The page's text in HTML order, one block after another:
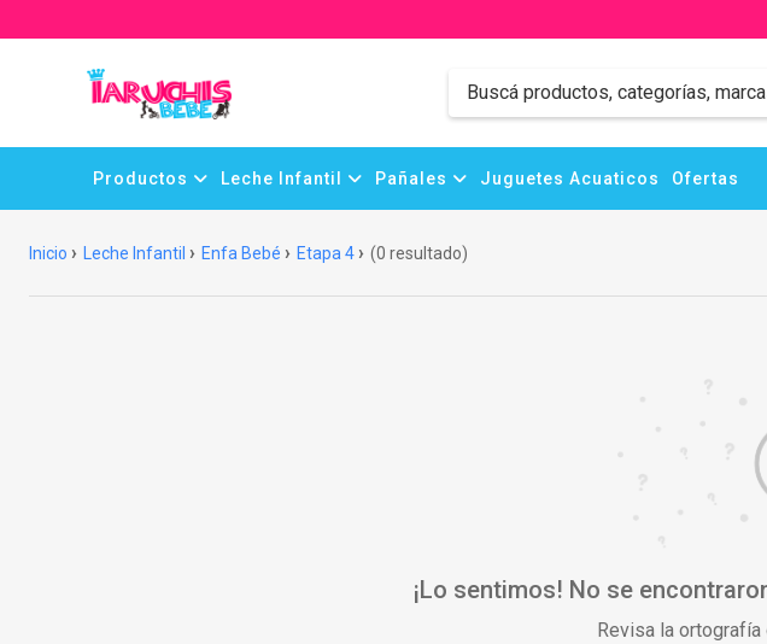
Productos Leche Infantil Pañales Juguetes Acuaticos Ofertas
Inicio Leche Infantil Enfa Bebé Etapa 4 (0 resultado)
¡Lo sentimos! No se
Revisa la